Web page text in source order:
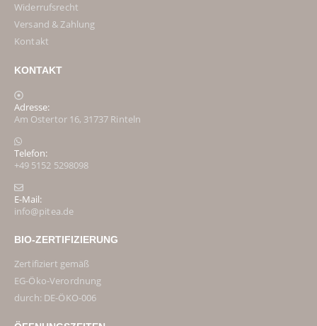
Widerrufsrecht
Versand & Zahlung
Kontakt
KONTAKT
Adresse:
Am Ostertor 16, 31737 Rinteln
Telefon:
+49 5152 5298098
E-Mail:
info@pitea.de
BIO-ZERTIFIZIERUNG
Zertifiziert gemäß
EG-Öko-Verordnung
durch: DE-ÖKO-006